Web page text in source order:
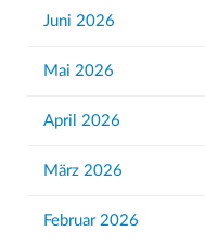
Juni 2026
Mai 2026
April 2026
März 2026
Februar 2026